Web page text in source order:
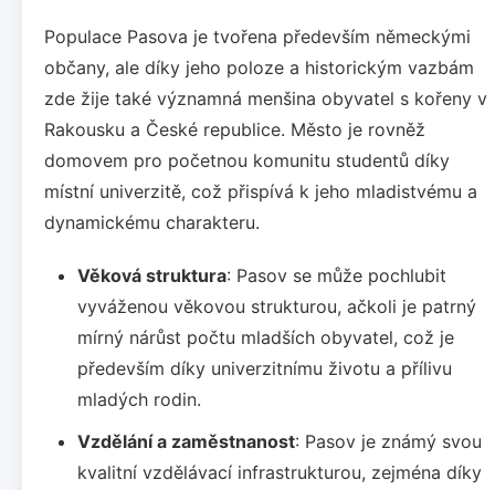
Populace Pasova je tvořena především německými
občany, ale díky jeho poloze a historickým vazbám
zde žije také významná menšina obyvatel s kořeny v
Rakousku a České republice. Město je rovněž
domovem pro početnou komunitu studentů díky
místní univerzitě, což přispívá k jeho mladistvému a
dynamickému charakteru.
Věková struktura: Pasov se může pochlubit
vyváženou věkovou strukturou, ačkoli je patrný
mírný nárůst počtu mladších obyvatel, což je
především díky univerzitnímu životu a přílivu
mladých rodin.
Vzdělání a zaměstnanost: Pasov je známý svou
kvalitní vzdělávací infrastrukturou, zejména díky